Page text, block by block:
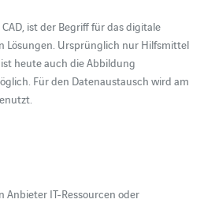
ist der Begriff für das digitale
Lösungen. Ursprünglich nur Hilfsmittel
heute auch die Abbildung
Für den Datenaustausch wird am
Anbieter IT-Ressourcen oder